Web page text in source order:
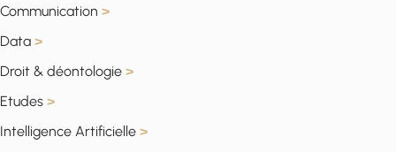
Communication >
Data >
Droit & déontologie >
Etudes >
Intelligence Artificielle >